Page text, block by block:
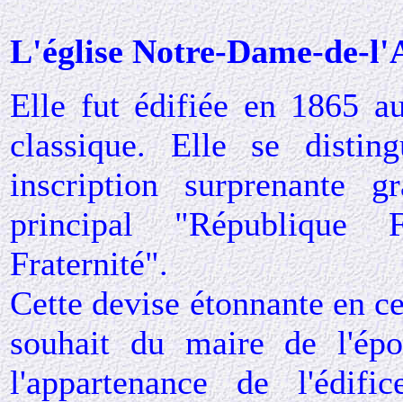
L'église Notre-Dame-de-
Elle fut édifiée en 1865
classique. Elle se
inscription surprenante
principal "République
Fraternité".
Cette devise étonnante en
souhait du maire de
l'appartenance de